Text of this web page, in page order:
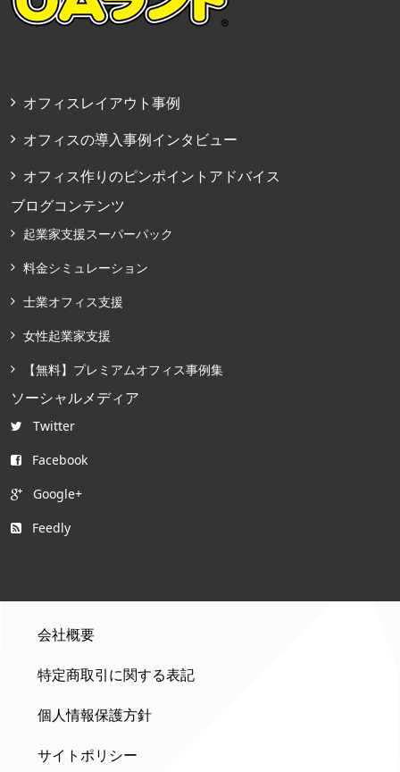
オフィスレイアウト事例
オフィスの導入事例インタビュー
オフィス作りのピンポイントアドバイス
ブログコンテンツ
起業家支援スーパーパック
料金シミュレーション
士業オフィス支援
女性起業家支援
【無料】プレミアムオフィス事例集
ソーシャルメディア
Twitter
Facebook
Google+
Feedly
会社概要
特定商取引に関する表記
個人情報保護方針
サイトポリシー